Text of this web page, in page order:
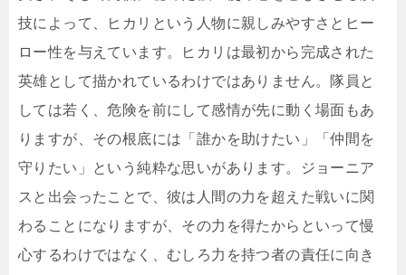
技によって、ヒカリという人物に親しみやすさとヒー
ロー性を与えています。ヒカリは最初から完成された
英雄として描かれているわけではありません。隊員と
しては若く、危険を前にして感情が先に動く場面もあ
りますが、その根底には「誰かを助けたい」「仲間を
守りたい」という純粋な思いがあります。ジョーニア
スと出会ったことで、彼は人間の力を超えた戦いに関
わることになりますが、その力を得たからといって慢
心するわけではなく、むしろ力を持つ者の責任に向き